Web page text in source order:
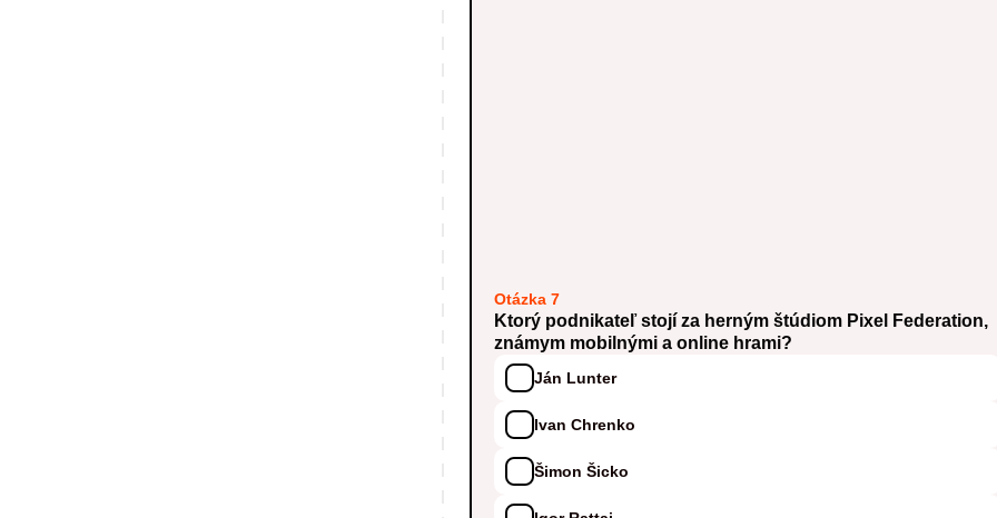
Otázka 7
Ktorý podnikateľ stojí za herným štúdiom Pixel Federation,
známym mobilnými a online hrami?
Ján Lunter
Ivan Chrenko
Šimon Šicko